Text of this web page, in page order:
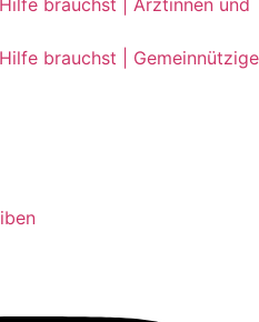
brauchst | Gemeinnützige